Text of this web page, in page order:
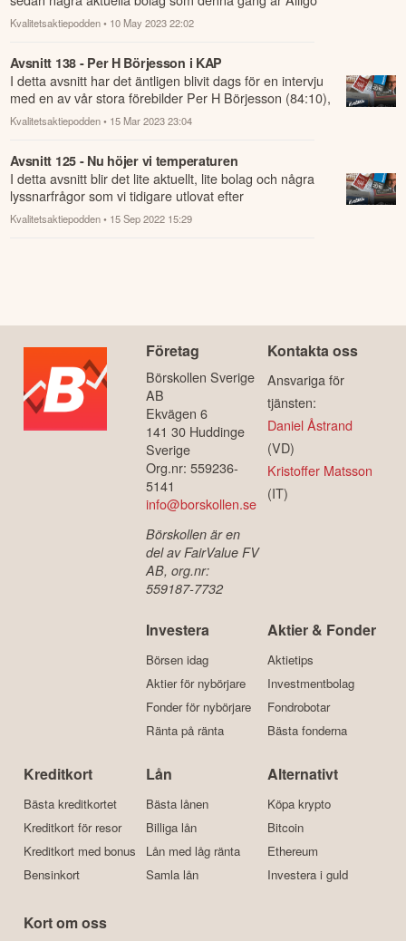
Avsnitt 142 – Svedbergs från Dalstorp i
Västergötland!
sedan några aktuella bolag som denna gång är Alligo
(39:40), Betsson (52:56), Inwi...
Kvalitetsaktiepodden• 10 May 2023 22:02
Avsnitt 138 - Per H Börjesson i KAP
med en av vår stora förebilder Per H Börjesson (84:10),
vi pratar om hans karri...
Kvalitetsaktiepodden • 15 Mar 2023 23:04
Avsnitt 125 - Nu höjer vi temperaturen
Företag
Börskollen Sverige
AB
Ekvägen 6
141 30 Huddinge
Sverige
Org.nr: 559236-
5141
info@borskollen.se
Börskollen är en
AB, org.nr:
559187-7732
Kontakta oss
Ansvariga för
tjänsten:
Daniel Åstrand
Investera
Börsen idag
Fonder för nybörjare
Aktier & Fonder
Aktietips
Fondrobotar
Kreditkort
Bästa kreditkortet
Kreditkort med bonus
Lån
Bästa lånen
Alternativt
Köpa krypto